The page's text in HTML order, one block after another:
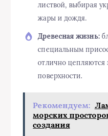
листвой, выбирая
жары и дождя.
Древесная жизнь:
специальным
отлично цепляются
поверхности.
Рекомендуем:
морских
создания